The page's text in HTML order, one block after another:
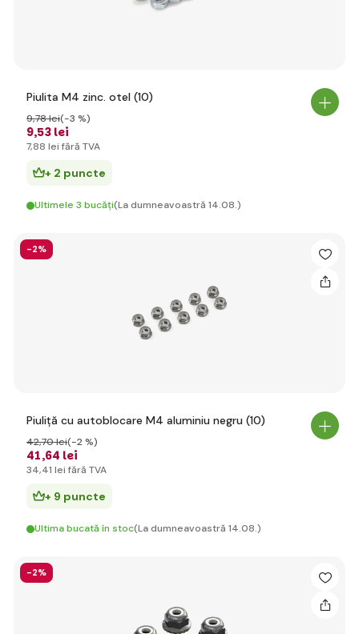
Piulita M4 zinc. otel (10)
9,53 lei
9,78 lei(-3 %)
7,88 lei fără TVA
+ 2 puncte
Ultimele 3 bucăți(La dumneavoastră 14.08.)
-2%
Piuliță cu autoblocare M4 aluminiu negru (10)
41,64 lei
42,70 lei(-2 %)
34,41 lei fără TVA
+ 9 puncte
Ultima bucată în stoc(La dumneavoastră 14.08.)
-2%